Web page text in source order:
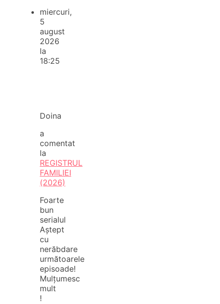
miercuri,
5
august
2026
la
18:25
Doina
a
comentat
la
REGISTRUL
FAMILIEI
(2026)
Foarte
bun
serialul
Aștept
cu
nerăbdare
următoarele
episoade!
Mulțumesc
mult
!